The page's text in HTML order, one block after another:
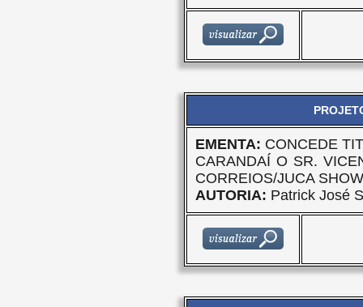
EMENTA: CONCEDE
CARANDAÍ O SR.
CORREIOS/JUCA SHOW
AUTORIA: Patrick José